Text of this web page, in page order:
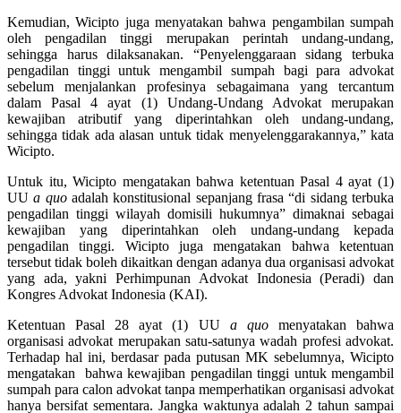
Kemudian, Wicipto juga menyatakan bahwa pengambilan sumpah
oleh pengadilan tinggi merupakan perintah undang-undang,
sehingga harus dilaksanakan. “Penyelenggaraan sidang terbuka
pengadilan tinggi untuk mengambil sumpah bagi para advokat
sebelum menjalankan profesinya sebagaimana yang tercantum
dalam Pasal 4 ayat (1) Undang-Undang Advokat merupakan
kewajiban atributif yang diperintahkan oleh undang-undang,
sehingga tidak ada alasan untuk tidak menyelenggarakannya,” kata
Wicipto.
Untuk itu, Wicipto mengatakan bahwa ketentuan Pasal 4 ayat (1)
UUa quoadalah konstitusional sepanjang frasa “di sidang terbuka
pengadilan tinggi wilayah domisili hukumnya” dimaknai sebagai
kewajiban yang diperintahkan oleh undang-undang kepada
pengadilan tinggi. Wicipto juga mengatakan bahwa ketentuan
tersebut tidak boleh dikaitkan dengan adanya dua organisasi advokat
yang ada, yakni Perhimpunan Advokat Indonesia (Peradi) dan
Kongres Advokat Indonesia (KAI).
Ketentuan Pasal 28 ayat (1) UU a quomenyatakan bahwa
organisasi advokat merupakan satu-satunya wadah profesi advokat.
Terhadap hal ini, berdasar pada putusan MK sebelumnya, Wicipto
mengatakan bahwa kewajiban pengadilan tinggi untuk mengambil
sumpah para calon advokat tanpa memperhatikan organisasi advokat
hanya bersifat sementara. Jangka waktunya adalah 2 tahun sampai